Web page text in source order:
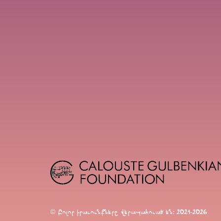
© Բոլոր իրաւունքները վերապահուած են։ 2021-2026